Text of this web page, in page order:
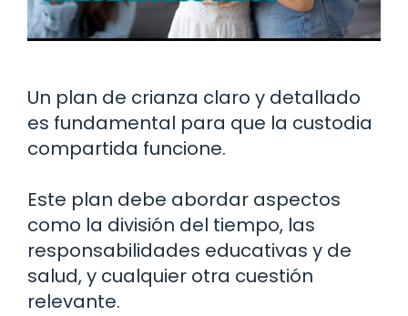
Un plan de crianza claro y detallado
es fundamental para que la custodia
compartida funcione.
Este plan debe abordar aspectos
como la división del tiempo, las
responsabilidades educativas y de
salud, y cualquier otra cuestión
relevante.